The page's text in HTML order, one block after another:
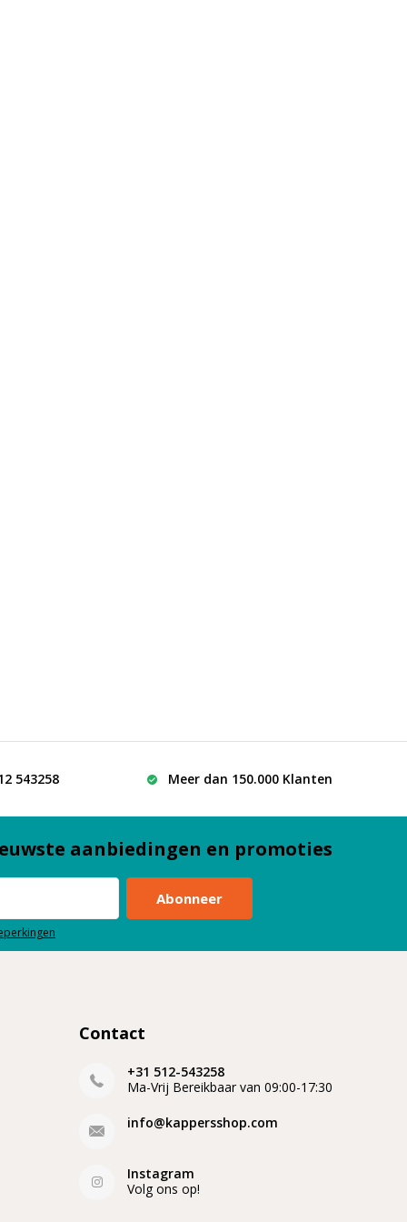
543258 Meer dan 150.000 Klanten
aanbiedingen en promoties
Abonneer
Contact
+31 512-543258
Ma-Vrij Bereikbaar van 09:00-17:30
info@kappersshop.com
Instagram
Volg ons op!